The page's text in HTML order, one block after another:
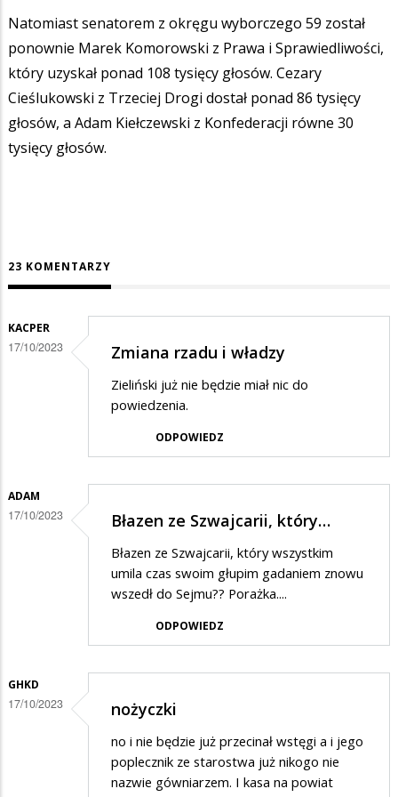
Natomiast senatorem z okręgu wyborczego 59 został
ponownie Marek Komorowski z Prawa i Sprawiedliwości,
który uzyskał ponad 108 tysięcy głosów. Cezary
Cieślukowski z Trzeciej Drogi dostał ponad 86 tysięcy
głosów, a Adam Kiełczewski z Konfederacji równe 30
tysięcy głosów.
23 KOMENTARZY
KACPER
17/10/2023 Zmiana rzadu i władzy
Zieliński już nie będzie miał nic do
powiedzenia.
ODPOWIEDZ
ADAM
17/10/2023 Błazen ze Szwajcarii, który…
Błazen ze Szwajcarii, który wszystkim
umila czas swoim głupim gadaniem znowu
wszedł do Sejmu?? Porażka....
ODPOWIEDZ
GHKD
17/10/2023 nożyczki
no i nie będzie już przecinał wstęgi a i jego
poplecznik ze starostwa już nikogo nie
nazwie gówniarzem. I kasa na powiat